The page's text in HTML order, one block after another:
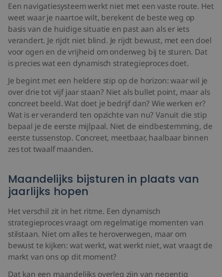
Een navigatiesysteem werkt niet met een vaste route. Het
weet waar je naartoe wilt, berekent de beste weg op
basis van de huidige situatie en past aan als er iets
verandert. Je rijdt niet blind. Je rijdt bewust, met een doel
voor ogen en de vrijheid om onderweg bij te sturen. Dat
is precies wat een dynamisch strategieproces doet.
Je begint met een heldere stip op de horizon: waar wil je
over drie tot vijf jaar staan? Niet als bullet point, maar als
concreet beeld. Wat doet je bedrijf dan? Wie werken er?
Wat is er veranderd ten opzichte van nu? Vanuit die stip
bepaal je de eerste mijlpaal. Niet de eindbestemming, de
eerste tussenstop. Concreet, meetbaar, haalbaar binnen
zes tot twaalf maanden.
Maandelijks bijsturen in plaats van
jaarlijks hopen
Het verschil zit in het ritme. Een dynamisch
strategieproces vraagt om regelmatige momenten van
stilstaan. Niet om alles te heroverwegen, maar om
bewust te kijken: wat werkt, wat werkt niet, wat vraagt de
markt van ons op dit moment?
Dat kan een maandelijks overleg zijn van negentig